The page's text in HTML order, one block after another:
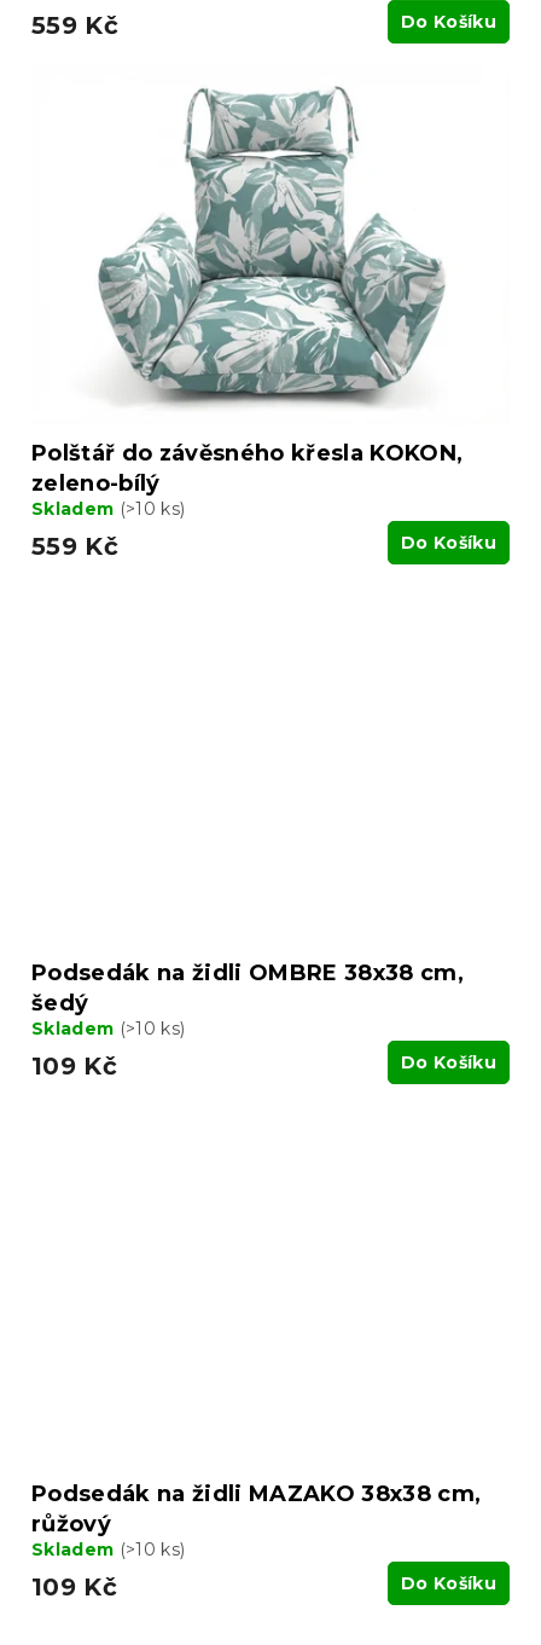
559 Kč Do Košíku
Polštář do závěsného křesla KOKON,
zeleno-bílý
Skladem (>10 ks)
559 Kč Do Košíku
Podsedák na židli OMBRE 38x38 cm,
šedý
Skladem (>10 ks)
109 Kč Do Košíku
Podsedák na židli MAZAKO 38x38 cm,
růžový
Skladem (>10 ks)
109 Kč Do Košíku